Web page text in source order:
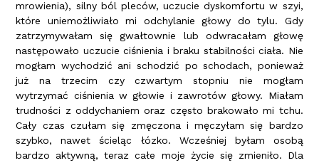
mrowienia), silny ból pleców, uczucie dyskomfortu w szyi,
które uniemożliwiało mi odchylanie głowy do tylu. Gdy
zatrzymywałam się gwałtownie lub odwracałam głowę
następowało uczucie ciśnienia i braku stabilności ciała. Nie
mogłam wychodzić ani schodzić po schodach, ponieważ
już na trzecim czy czwartym stopniu nie mogłam
wytrzymać ciśnienia w głowie i zawrotów głowy. Miałam
trudności z oddychaniem oraz często brakowało mi tchu.
Cały czas czułam się zmęczona i męczyłam się bardzo
szybko, nawet ścieląc łózko. Wcześniej byłam osobą
bardzo aktywną, teraz całe moje życie się zmieniło. Dla